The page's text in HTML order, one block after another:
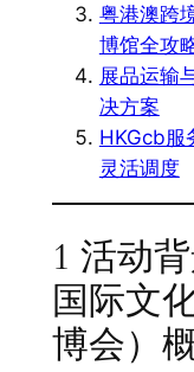
粤港澳跨
博馆全攻
展品运输
决方案
HKGcb服
灵活调度
1 活动
国际文
博会）